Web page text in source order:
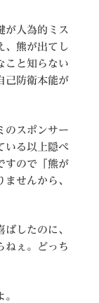
が人為的ミス
、熊が出てし
こと知らない
己防衛本能が
のスポンサー
いる以上隠ぺ
すので「熊が
せんから、
したのに、
ねぇ。どっち